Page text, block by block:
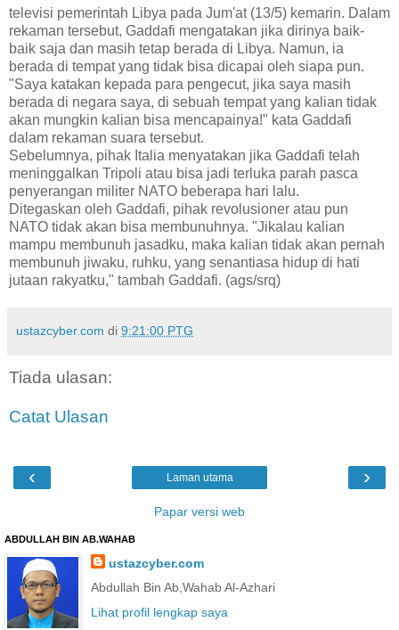
televisi pemerintah Libya pada Jum'at (13/5) kemarin. Dalam
rekaman tersebut, Gaddafi mengatakan jika dirinya baik-
baik saja dan masih tetap berada di Libya. Namun, ia
berada di tempat yang tidak bisa dicapai oleh siapa pun.
"Saya katakan kepada para pengecut, jika saya masih
berada di negara saya, di sebuah tempat yang kalian tidak
akan mungkin kalian bisa mencapainya!" kata Gaddafi
dalam rekaman suara tersebut.
Sebelumnya, pihak Italia menyatakan jika Gaddafi telah
meninggalkan Tripoli atau bisa jadi terluka parah pasca
penyerangan militer NATO beberapa hari lalu.
Ditegaskan oleh Gaddafi, pihak revolusioner atau pun
NATO tidak akan bisa membunuhnya. "Jikalau kalian
mampu membunuh jasadku, maka kalian tidak akan pernah
membunuh jiwaku, ruhku, yang senantiasa hidup di hati
jutaan rakyatku," tambah Gaddafi. (ags/srq)
ustazcyber.com di 9:21:00 PTG
Tiada ulasan:
Catat Ulasan
‹ ›
Laman utama
Papar versi web
ABDULLAH BIN AB.WAHAB
ustazcyber.com
Abdullah Bin Ab,Wahab Al-Azhari
Lihat profil lengkap saya